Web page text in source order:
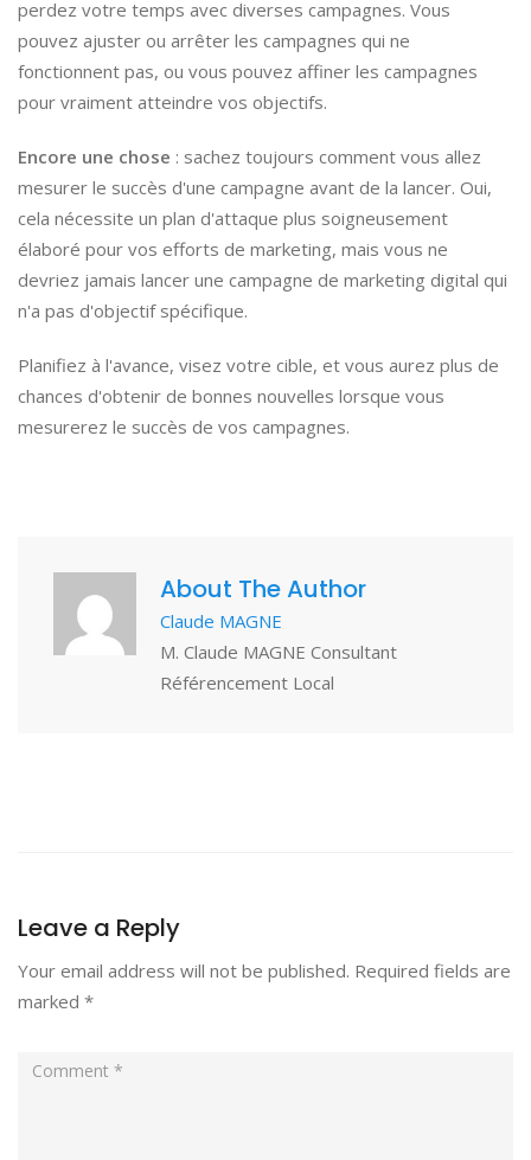
perdez votre temps avec diverses campagnes. Vous
pouvez ajuster ou arrêter les campagnes qui ne
fonctionnent pas, ou vous pouvez affiner les campagnes
pour vraiment atteindre vos objectifs.
Encore une chose : sachez toujours comment vous allez
mesurer le succès d'une campagne avant de la lancer. Oui,
cela nécessite un plan d'attaque plus soigneusement
élaboré pour vos efforts de marketing, mais vous ne
devriez jamais lancer une campagne de marketing digital qui
n'a pas d'objectif spécifique.
Planifiez à l'avance, visez votre cible, et vous aurez plus de
chances d'obtenir de bonnes nouvelles lorsque vous
mesurerez le succès de vos campagnes.
About The Author
Claude MAGNE
M. Claude MAGNE Consultant
Référencement Local
Leave a Reply
Your email address will not be published. Required fields are
marked *